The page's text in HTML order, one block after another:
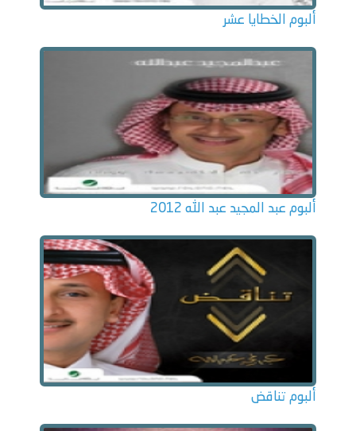
ألبوم الخطايا عشر
ألبوم عبد المجيد عبد الله 2012
ألبوم تناقض